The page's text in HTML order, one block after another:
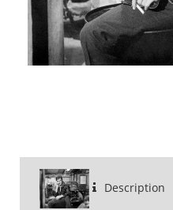
Description